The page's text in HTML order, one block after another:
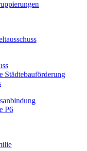
Städtebauförderung
P6